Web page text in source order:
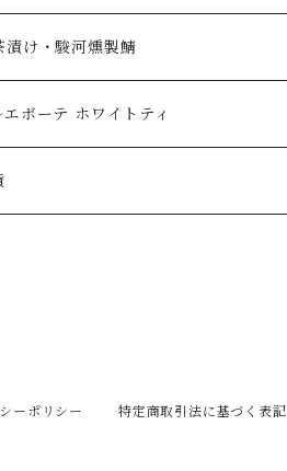
漬け・駿河燻製鯖
ボーテ ホワイトティ
ーポリシー 特定商取引法に基づく表記